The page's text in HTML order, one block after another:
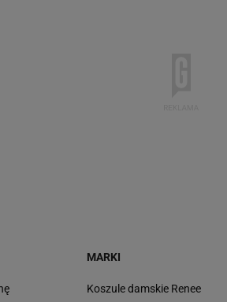
MARKI
Koszule damskie Renee